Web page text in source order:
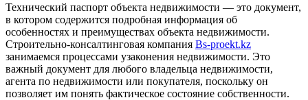
Технический паспорт объекта недвижимости — это документ,
в котором содержится подробная информация об
особенностях и преимуществах объекта недвижимости.
Строительно-консалтинговая компания Bs-proekt.kz
занимаемся процессами узаконения недвижимости. Это
важный документ для любого владельца недвижимости,
агента по недвижимости или покупателя, поскольку он
позволяет им понять фактическое состояние собственности.